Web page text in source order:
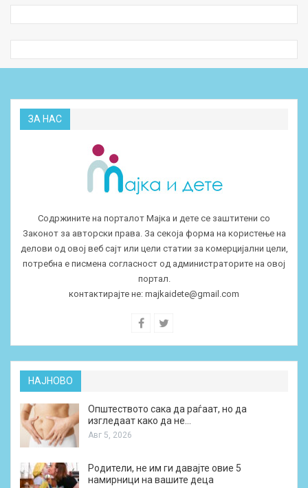
ЗА НАС
Содржините на порталот Мајка и дете се заштитени со
Законот за авторски права. За секоја форма на користење на
делови од овој веб сајт или цели статии за комерцијални цели,
потребна е писмена согласност од администраторите на овој
портал.
контактирајте не: majkaidete@gmail.com
НАЈНОВО
Општеството сака да раѓаат, но да
изгледаат како да не…
Авг 5, 2026
Родители, не им ги давајте овие 5
намирници на вашите деца